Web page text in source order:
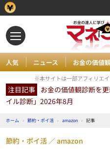
人気 ニュース お金の価値
※本サイトは一部アフィリエ
注目記事 お金の価値観診断を
イル診断」2026年8月
ホーム › 節約・ポイ活 › amazon › 記事
節約・ポイ活 amazon